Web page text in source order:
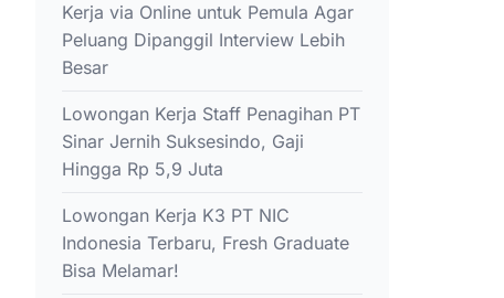
Kerja via Online untuk Pemula Agar
Peluang Dipanggil Interview Lebih
Besar
Lowongan Kerja Staff Penagihan PT
Sinar Jernih Suksesindo, Gaji
Hingga Rp 5,9 Juta
Lowongan Kerja K3 PT NIC
Indonesia Terbaru, Fresh Graduate
Bisa Melamar!